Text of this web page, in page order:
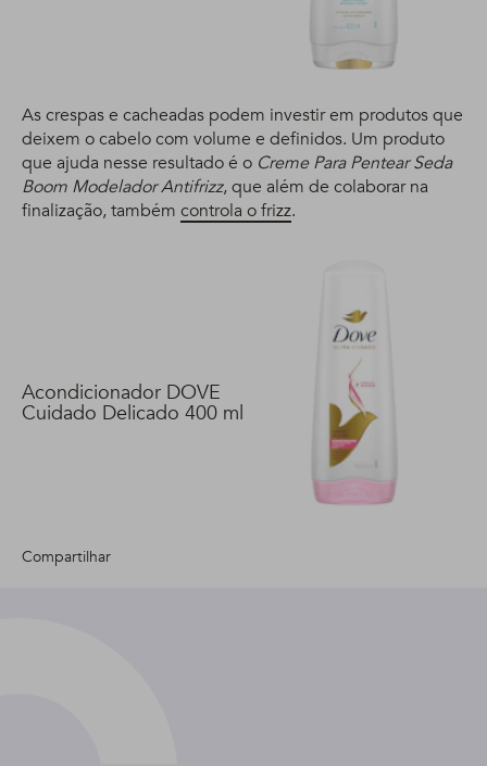
As crespas e cacheadas podem investir em produtos que
deixem o cabelo com volume e definidos. Um produto
que ajuda nesse resultado é o Creme Para Pentear Seda
Boom Modelador Antifrizz, que além de colaborar na
finalização, também controla o frizz.
Acondicionador DOVE
Cuidado Delicado 400 ml
Compartilhar